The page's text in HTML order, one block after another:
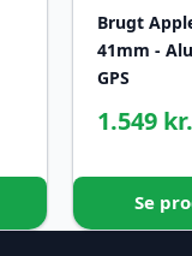
Brugt
41mm -
GPS
1.549 kr.
Se